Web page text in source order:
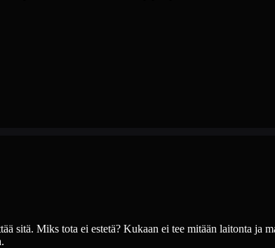
sitä. Miks tota ei estetä? Kukaan ei tee mitään laitonta ja